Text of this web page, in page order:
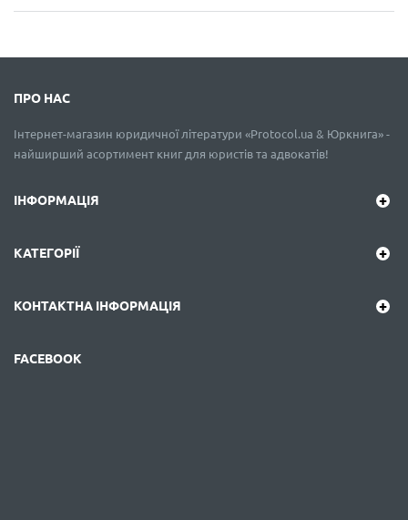
ПРО НАС
Інтернет-магазин юридичної літератури «Protocol.ua & Юркнига» -
найширший асортимент книг для юристів та адвокатів!
ІНФОРМАЦІЯ
КАТЕГОРІЇ
КОНТАКТНА ІНФОРМАЦІЯ
FACEBOOK